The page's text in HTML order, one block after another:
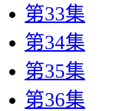
第33集
第34集
第35集
第36集